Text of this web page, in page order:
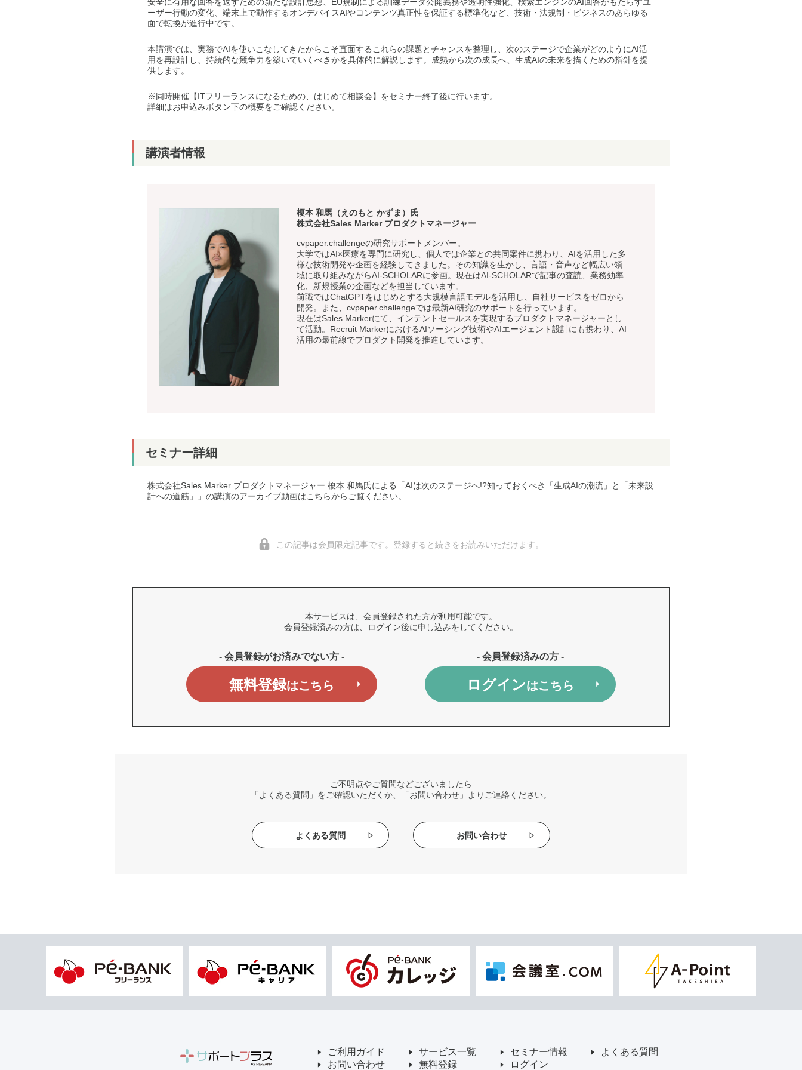
ーザー行動の変化、端末上で動作するオンデバイスAIやコンテンツ真正性を保証する標準化など、技術・法規制・ビジネスのあらゆる
面で転換が進行中です。
本講演では、実務でAIを使いこなしてきたからこそ直面するこれらの課題とチャンスを整理し、次のステージで企業がどのようにAI活
用を再設計し、持続的な競争力を築いていくべきかを具体的に解説します。成熟から次の成長へ、生成AIの未来を描くための指針を提
供します。
※同時開催【ITフリーランスになるための、はじめて相談会】をセミナー終了後に行います。
詳細はお申込みボタン下の概要をご確認ください。
講演者情報
榎本 和馬（えのもと かずま）氏
株式会社Sales Marker プロダクトマネージャー
cvpaper.challengeの研究サポートメンバー。
大学ではAI×医療を専門に研究し、個人では企業との共同案件に携わり、AIを活用した多
様な技術開発や企画を経験してきました。その知識を生かし、言語・音声など幅広い領
域に取り組みながらAI-SCHOLARに参画。現在はAI-SCHOLARで記事の査読、業務効率
化、新規授業の企画などを担当しています。
前職ではChatGPTをはじめとする大規模言語モデルを活用し、自社サービスをゼロから
開発。また、cvpaper.challengeでは最新AI研究のサポートを行っています。
現在はSales Markerにて、インテントセールスを実現するプロダクトマネージャーとし
て活動。Recruit MarkerにおけるAIソーシング技術やAIエージェント設計にも携わり、AI
活用の最前線でプロダクト開発を推進しています。
セミナー詳細
株式会社Sales Marker プロダクトマネージャー 榎本 和馬氏による「AIは次のステージへ!?知っておくべき「生成AIの潮流」と「未来設
計への道筋」」の講演のアーカイブ動画はこちらからご覧ください。
この記事は会員限定記事です。登録すると続きをお読みいただけます。
本サービスは、会員登録された方が利用可能です。
会員登録済みの方は、ログイン後に申し込みをしてください。
- 会員登録がお済みでない方 -
無料登録はこちら
- 会員登録済みの方 -
ログインはこちら
ご不明点やご質問などございましたら
「よくある質問」をご確認いただくか、「お問い合わせ」よりご連絡ください。
よくある質問 お問い合わせ
ご利用ガイド サービス一覧 セミナー情報
よくある質問
お問い合わせ
無料登録 ログイン